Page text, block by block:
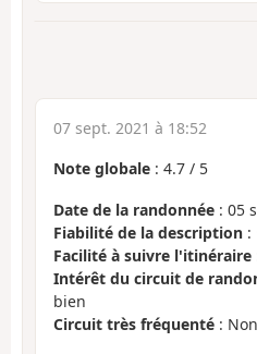
07 sept. 2021 à 18:52
Note globale : 4.7 / 5
Date de la randonnée : 05
Fiabilité de la description :
Facilité à suivre l'itinéraire
Intérêt du circuit de
bien
Circuit très fréquenté : Non